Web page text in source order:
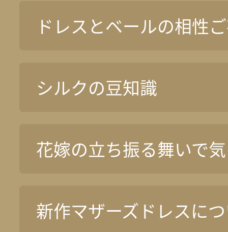
ドレスとベールの相性
シルクの豆知識
花嫁の立ち振る舞いで
新作マザーズドレスに